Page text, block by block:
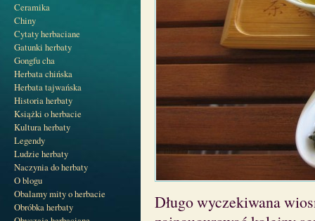
Ceramika
Chiny
Cytaty herbaciane
Gatunki herbaty
Gongfu cha
Herbata chińska
Herbata tajwańska
Historia herbaty
Książki o herbacie
Kultura herbaty
Legendy
Ludzie herbaty
Naczynia do herbaty
O blogu
Obalamy mity o herbacie
Obróbka herbaty
Długo wyczekiwana